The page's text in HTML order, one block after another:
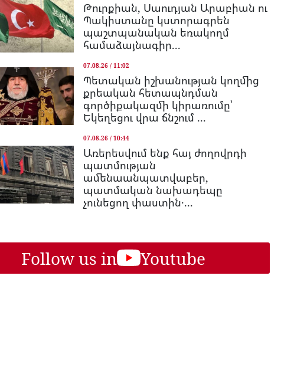
Թուրքիան, Սաուդյան Արաբիան ու
Պակիստանը կստորագրեն
պաշտպանական եռակողմ
համաձայնագիր...
07.08.26 / 11:02
Պետական իշխանության կողմից
քրեական հետապնդման
գործիքակազմի կիրառումը՝
Եկեղեցու վրա ճնշում ...
07.08.26 / 10:44
Առերեսվում ենք հայ ժողովրդի
պատմության
ամենաանպատվաբեր,
պատմական նախադեպը
չունեցող փաստին․...
Follow us in Youtube